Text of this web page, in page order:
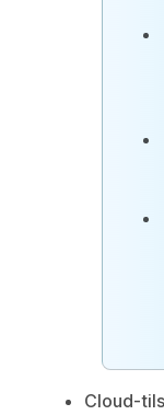
Cloud-